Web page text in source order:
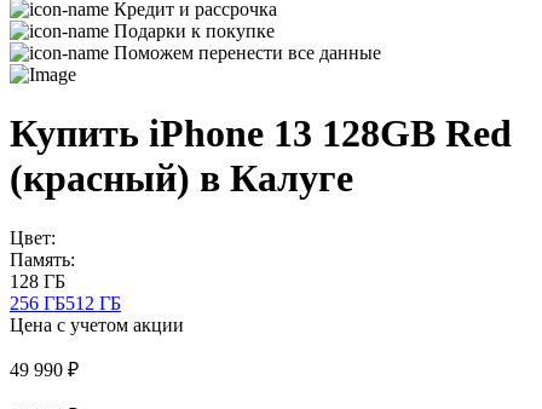
Кредит и рассрочка
Подарки к покупке
Поможем перенести все данные
Купить iPhone 13 128GB Red
(красный) в Калуге
Цвет:
Память:
128 ГБ
256 ГБ512 ГБ
Цена с учетом акции
49 990 ₽